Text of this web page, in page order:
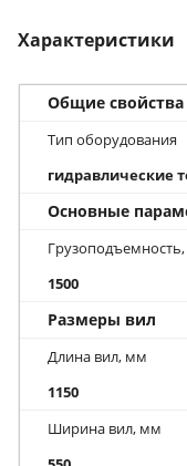
Характеристики
Общие свойства
Тип оборудования
гидравлические
Основные
Грузоподъемность,
1500
Размеры вил
Длина вил, мм
1150
Ширина вил, мм